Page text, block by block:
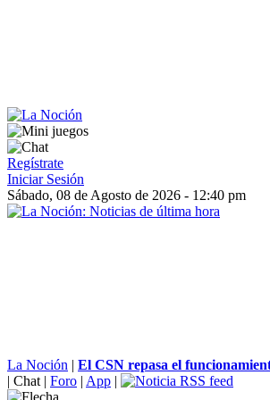
Regístrate
Iniciar Sesión
Sábado, 08 de Agosto de 2026 - 12:40 pm
La Noción | El CSN repasa el
| Chat | Foro | App |